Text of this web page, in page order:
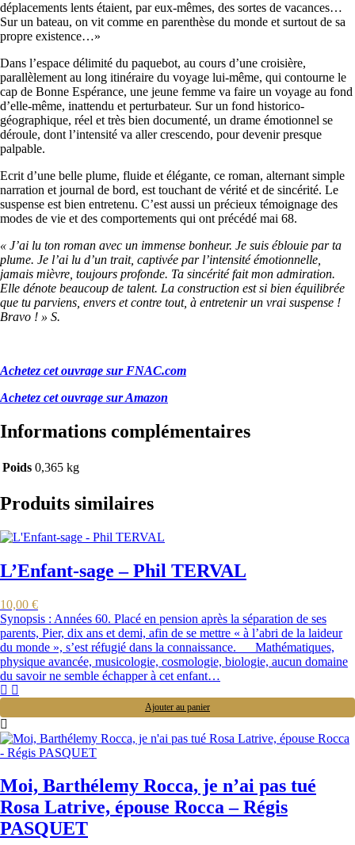
déplacements lents étaient, par eux-mêmes, des sortes de vacances…
Sur un bateau, on vit comme en parenthèse du monde et surtout de sa
propre existence…»
Dans l’espace délimité du paquebot, au cours d’une croisière,
parallèlement au long itinéraire du voyage lui-même, qui contourne le
cap de Bonne Espérance, une jeune femme va faire un voyage au fond
d’elle-même, inattendu et perturbateur. Sur un fond historico-
géographique, réel et très bien documenté, un drame émotionnel se
déroule, dont l’intensité va aller crescendo, pour devenir presque
palpable.
Ecrit d’une belle plume, fluide et élégante, ce roman, alternant simple
narration et journal de bord, est touchant de vérité et de sincérité. Le
suspense est bien entretenu. C’est aussi un précieux témoignage des
modes de vie et des comportements qui ont précédé mai 68.
« J’ai lu ton roman avec un immense bonheur. Je suis éblouie par ta
plume. Je l’ai lu d’un trait, captivée par l’intensité émotionnelle,
jamais mièvre, toujours profonde. Ta sincérité fait mon admiration.
Elle dénote beaucoup de talent. La construction est si bien équilibrée
que tu parviens, envers et contre tout, à entretenir un vrai suspense !
Bravo ! » S.
Achetez cet ouvrage sur FNAC.com
Achetez cet ouvrage sur Amazon
Informations complémentaires
Poids 0,365 kg
Produits similaires
L’Enfant-sage – Phil TERVAL
10,00 €
Synopsis : Années 60. Placé en pension après la séparation de ses
parents, Pier, dix ans et demi, afin de se mettre « à l’abri de la laideur
du monde », s’est réfugié dans la connaissance. Mathématiques,
physique avancée, musicologie, cosmologie, biologie, aucun domaine
du savoir ne semble échapper à cet enfant…
Ajouter au panier
Moi, Barthélemy Rocca, je n’ai pas tué
Rosa Latrive, épouse Rocca – Régis
PASQUET